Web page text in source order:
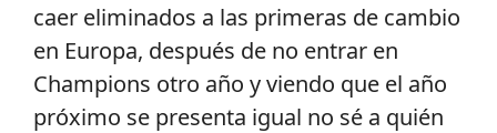
caer eliminados a las primeras de cambio
en Europa, después de no entrar en
Champions otro año y viendo que el año
próximo se presenta igual no sé a quién